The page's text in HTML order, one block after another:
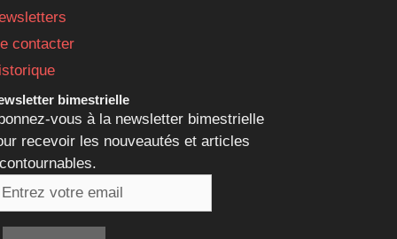
contacter
bimestrielle
vous à la newsletter bimestrielle
recevoir les nouveautés et articles